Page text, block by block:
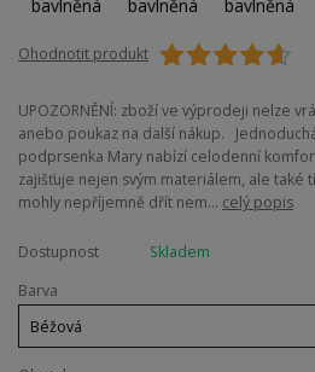
Ohodnotit produkt
UPOZORNĚNÍ: zboží ve výprodeji nelze
anebo poukaz na další nákup.
podprsenka Mary nabízí celodenní
zajišťuje nejen svým materiálem, ale také
mohly nepříjemně dřít nem... celý popis
Dostupnost
Skladem
Barva